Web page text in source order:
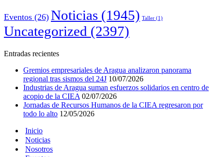
Eventos (26) Noticias (1945) Taller (1)
Uncategorized (2397)
Entradas recientes
Gremios empresariales de Aragua analizaron panorama
regional tras sismos del 24J 10/07/2026
Industrias de Aragua suman esfuerzos solidarios en centro de
acopio de la CIEA 02/07/2026
Jornadas de Recursos Humanos de la CIEA regresaron por
todo lo alto 12/05/2026
Inicio
Noticias
Nosotros